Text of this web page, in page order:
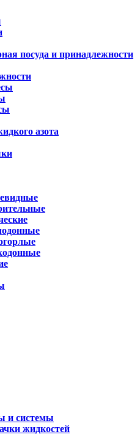
посуда и принадлежности
азота
и системы
жидкостей